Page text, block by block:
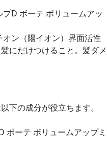
ン（陽イオン）界面活性
にだけつけること。髪ダメ
下の成分が役立ちます。